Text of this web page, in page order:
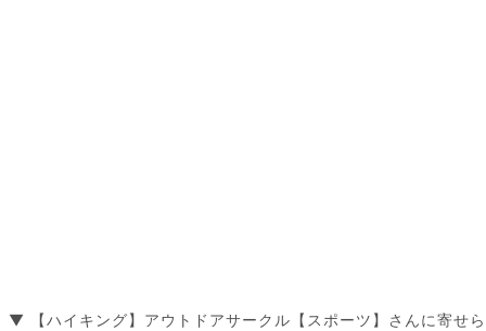
▼ 【ハイキング】アウトドアサークル【スポーツ】さんに寄せら